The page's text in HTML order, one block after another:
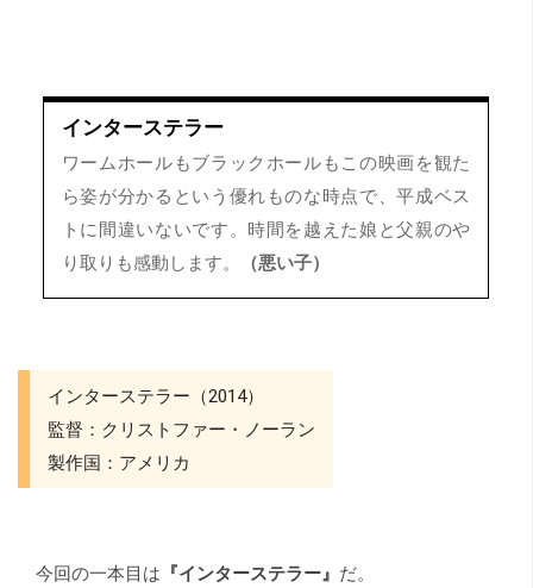
ワームホールもブラックホールもこの映画を観た
ら姿が分かるという優れものな時点で、平成ベス
トに間違いないです。時間を越えた娘と父親のや
り取りも感動します。
（悪い子）
インターステラー
インターステラー（2014）
監督：クリストファー・ノーラン
製作国：アメリカ
今回の一本目は 『インターステラー』 だ。